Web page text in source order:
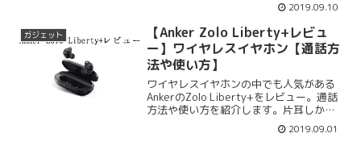
2019.09.10
ガジェット
【Anker Zolo Liberty+レビュ
ー】ワイヤレスイヤホン【通話方
法や使い方】
ワイヤレスイヤホンの中でも人気がある
AnkerのZolo Liberty+をレビュー。通話
方法や使い方を紹介します。片耳しか聞
こえない時の対処法やペアリングの方法
もまとめます。さらにAnker Zolo2019.09.01